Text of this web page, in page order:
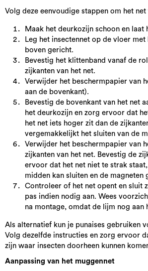
Volg deze eenvoudige stappen om het net
Maak het deurkozijn schoon en laat
Leg het insectennet op de vloer
boven gericht.
Bevestig het klittenband vanaf de
zijkanten van het net.
Verwijder het beschermpapier van
aan de bovenkant).
Bevestig de bovenkant van het net
het deurkozijn en zorg ervoor dat
het net iets hoger zit dan de
vergemakkelijkt het sluiten van de
Verwijder het beschermpapier van
zijkanten van het net. Bevestig de
ervoor dat het net niet te strak
midden kan sluiten en de magneten
Controleer of het net opent en sluit
pas indien nodig aan. Wees
na montage, omdat de lijm nog aan
Als alternatief kun je punaises gebruiken
Volg dezelfde instructies en zorg ervoor
zijn waar insecten doorheen kunnen
Aanpassing van het muggennet